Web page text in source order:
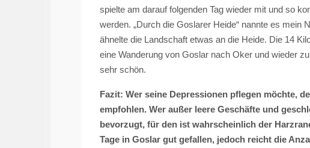
spielte am darauf folgenden Tag wieder mit und so
werden. „Durch die Goslarer Heide“ nannte es mein
ähnelte die Landschaft etwas an die Heide. Die 14
eine Wanderung von Goslar nach Oker und wieder
sehr schön.
Fazit: Wer seine Depressionen pflegen möchte,
empfohlen. Wer außer leere Geschäfte und
bevorzugt, für den ist wahrscheinlich der
Tage in Goslar gut gefallen, jedoch reicht die